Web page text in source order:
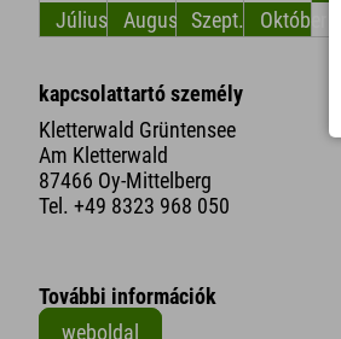
Július
AugusztusSzept. Október
kapcsolattartó személy
Kletterwald Grüntensee
Am Kletterwald
87466 Oy-Mittelberg
Tel. +49 8323 968 050
További információk
weboldal